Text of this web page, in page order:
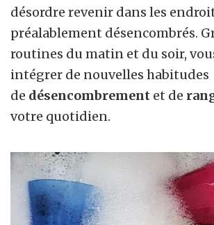
désordre revenir dans les
préalablement désencombrés.
routines du matin et du soir,
intégrer de nouvelles habitudes
de désencombrement et de
votre quotidien.